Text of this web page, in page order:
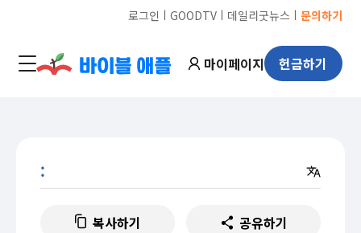
로그인 ㅣ GOODTVㅣ 데일리굿뉴스 ㅣ 문의하기
마이페이지 헌금하기
:
복사하기 공유하기